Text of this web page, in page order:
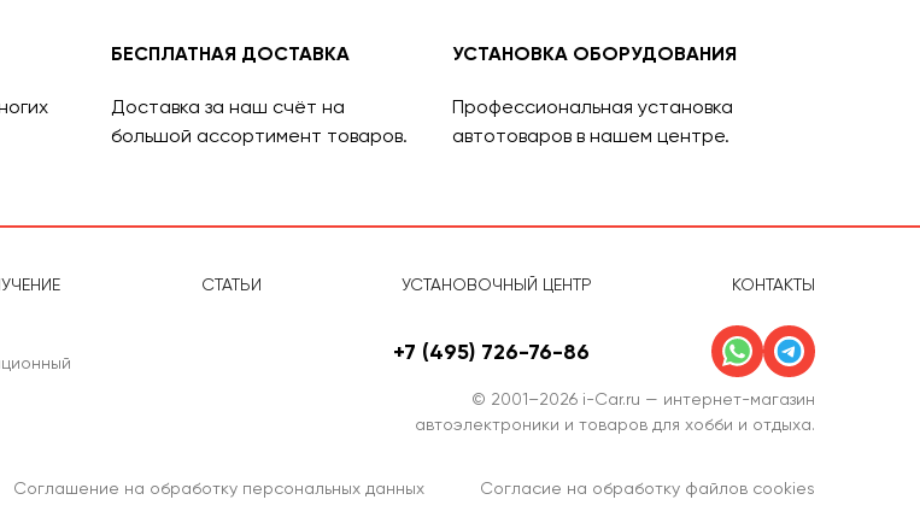
БЕСПЛАТНАЯ ДОСТАВКА
Доставка за наш счёт на
большой ассортимент товаров.
УСТАНОВКА ОБОРУДОВАНИЯ
Профессиональная установка
автотоваров в нашем центре.
СТАТЬИ УСТАНОВОЧНЫЙ ЦЕНТР КОНТАКТЫ
+7 (495) 726-76-86
© 2001–2026 i-Car.ru — интернет-магазин
автоэлектроники и товаров для хобби и отдыха.
Соглашение на обработку персональных данных Согласие на обработку файлов cookies